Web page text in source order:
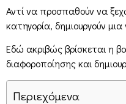
Αντί να προσπαθούν να
κατηγορία, δημιουργούν μια
Εδώ ακριβώς βρίσκεται η
διαφοροποίησης και
Περιεχόμενα